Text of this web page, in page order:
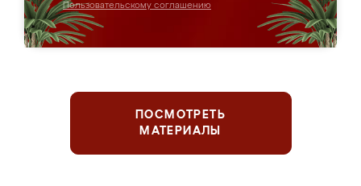
Пользовательскому соглашению
ПОСМОТРЕТЬ
МАТЕРИАЛЫ